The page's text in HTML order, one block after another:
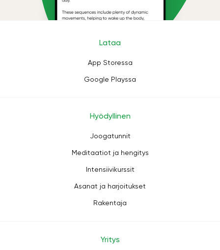
Lataa
App Storessa
Google Playssa
Hyödyllinen
Joogatunnit
Meditaatiot ja hengitys
Intensiivikurssit
Asanat ja harjoitukset
Rakentaja
Yritys